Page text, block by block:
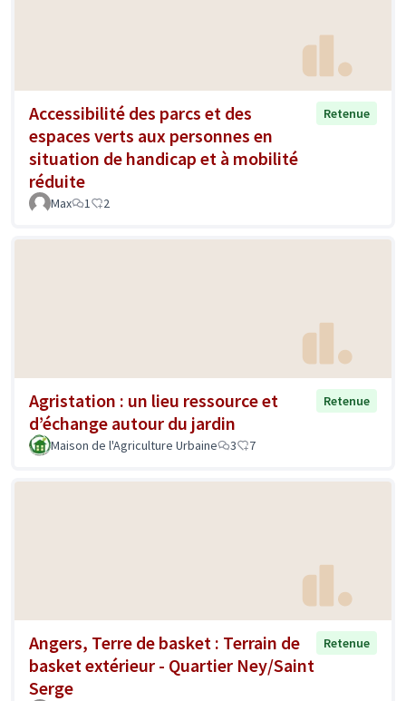
Accessibilité des parcs et des
espaces verts aux personnes en
situation de handicap et à mobilité
réduite
Retenue
Max 1 2
Agristation : un lieu ressource et
d’échange autour du jardin
Retenue
Maison de l'Agriculture Urbaine 3 7
Angers, Terre de basket : Terrain de
basket extérieur - Quartier Ney/Saint
Serge
Retenue